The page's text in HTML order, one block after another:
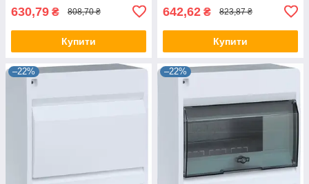
630,79 ₴ 808,70 ₴
Купити
642,62 ₴ 823,87 ₴
Купити
–22% –22%